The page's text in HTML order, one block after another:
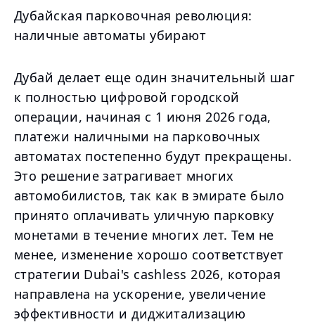
Дубайская парковочная революция:
наличные автоматы убирают
Дубай делает еще один значительный шаг
к полностью цифровой городской
операции, начиная с 1 июня 2026 года,
платежи наличными на парковочных
автоматах постепенно будут прекращены.
Это решение затрагивает многих
автомобилистов, так как в эмирате было
принято оплачивать уличную парковку
монетами в течение многих лет. Тем не
менее, изменение хорошо соответствует
стратегии Dubai's cashless 2026, которая
направлена на ускорение, увеличение
эффективности и диджитализацию